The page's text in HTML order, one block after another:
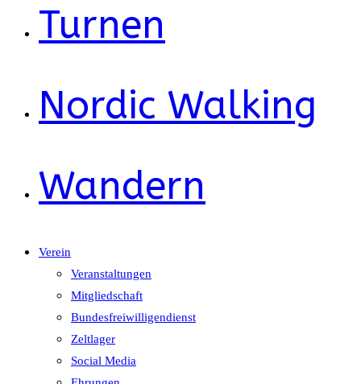
Turnen
Nordic Walking
Wandern
Verein
Veranstaltungen
Mitgliedschaft
Bundesfreiwilligendienst
Zeltlager
Social Media